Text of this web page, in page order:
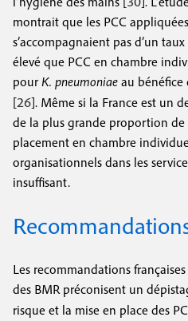
montrait que les PCC
s’accompagnaient pas d’un
élevé que PCC en chambre
pourK. pneumoniae au
[26]. Même si la France est un
de la plus grande proportion
placement en chambre
organisationnels dans les
insuffisant.
Les recommandations
des BMR préconisent un
risque et la mise en place des